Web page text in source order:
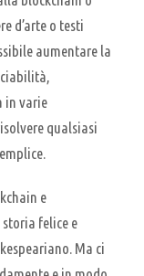
d’arte o testi
aumentare la
in varie
qualsiasi
e
felice e
Ma ci